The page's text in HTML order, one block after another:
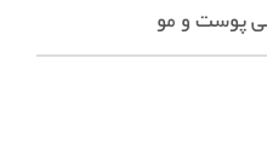
پوست و مو